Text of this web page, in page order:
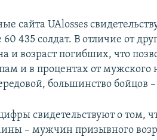
сайта UAlosses
435 солдат. В отличие от
и возраст погибших, что
и в процентах от
большинство
свидетельствуют о том,
– мужчин призывного